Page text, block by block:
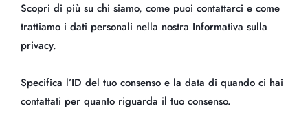
Scopri di più su chi siamo, come puoi contattarci e come
trattiamo i dati personali nella nostra Informativa sulla
privacy.
Specifica l’ID del tuo consenso e la data di quando ci hai
contattati per quanto riguarda il tuo consenso.